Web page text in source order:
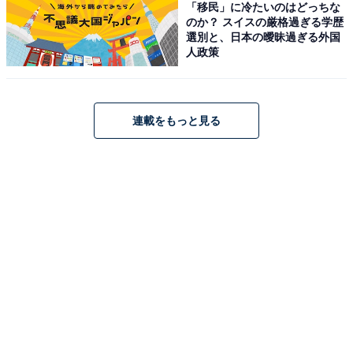
「移民」に冷たいのはどっちな
のか？ スイスの厳格過ぎる学歴
選別と、日本の曖昧過ぎる外国
人政策
連載をもっと見る